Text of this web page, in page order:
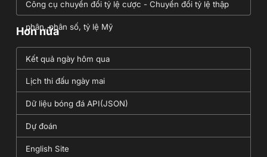
Công cụ chuyển đổi tỷ lệ cược - Chuyển đổi tỷ lệ thập
phân, phân số, tỷ lệ Mỹ
Hơn nữa
Kết quả ngày hôm qua
Lịch thi đấu ngày mai
Dữ liệu bóng đá API(JSON)
Dự đoán
English Site